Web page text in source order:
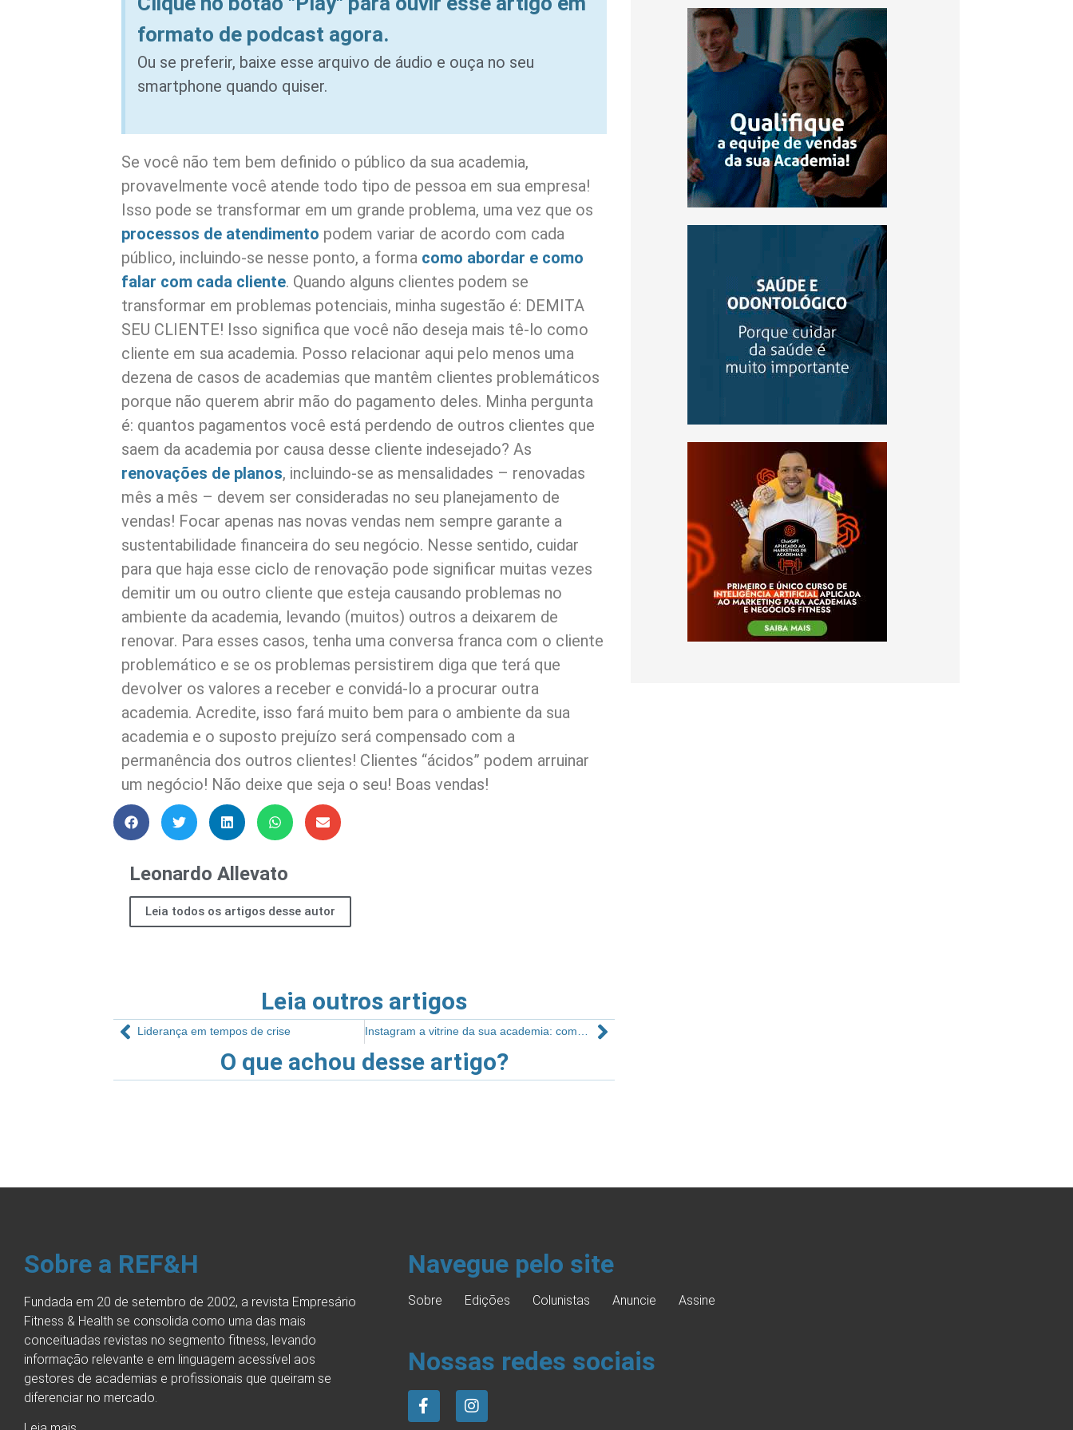
formato de podcast agora.
Ou se preferir, baixe esse arquivo de áudio e ouça no seu
smartphone quando quiser.
Se você não tem bem definido o público da sua academia,
provavelmente você atende todo tipo de pessoa em sua empresa!
Isso pode se transformar em um grande problema, uma vez que os
processos de atendimento podem variar de acordo com cada
público, incluindo-se nesse ponto, a forma como abordar e como
falar com cada cliente. Quando alguns clientes podem se
transformar em problemas potenciais, minha sugestão é: DEMITA
SEU CLIENTE! Isso significa que você não deseja mais tê-lo como
cliente em sua academia. Posso relacionar aqui pelo menos uma
dezena de casos de academias que mantêm clientes problemáticos
porque não querem abrir mão do pagamento deles. Minha pergunta
é: quantos pagamentos você está perdendo de outros clientes que
saem da academia por causa desse cliente indesejado? As
renovações de planos, incluindo-se as mensalidades – renovadas
mês a mês – devem ser consideradas no seu planejamento de
vendas! Focar apenas nas novas vendas nem sempre garante a
sustentabilidade financeira do seu negócio. Nesse sentido, cuidar
para que haja esse ciclo de renovação pode significar muitas vezes
demitir um ou outro cliente que esteja causando problemas no
ambiente da academia, levando (muitos) outros a deixarem de
renovar. Para esses casos, tenha uma conversa franca com o cliente
problemático e se os problemas persistirem diga que terá que
devolver os valores a receber e convidá-lo a procurar outra
academia. Acredite, isso fará muito bem para o ambiente da sua
academia e o suposto prejuízo será compensado com a
permanência dos outros clientes! Clientes “ácidos” podem arruinar
um negócio! Não deixe que seja o seu! Boas vendas!
Leonardo Allevato
Leia todos os artigos desse autor
Leia outros artigos
Liderança em tempos de crise
O que achou desse artigo?
Sobre a REF&H
Fundada em 20 de setembro de 2002, a revista Empresário
Fitness & Health se consolida como uma das mais
conceituadas revistas no segmento fitness, levando
informação relevante e em linguagem acessível aos
gestores de academias e profissionais que queiram se
diferenciar no mercado.
Navegue pelo site
Sobre Edições Colunistas Anuncie Assine
Nossas redes sociais